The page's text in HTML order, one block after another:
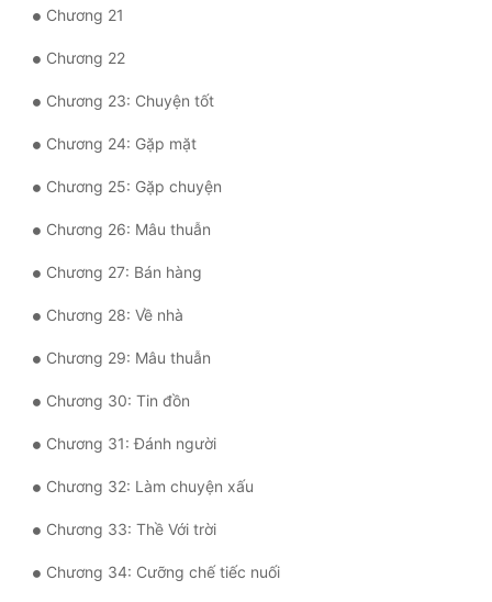
Chương 21
Chương 22
Chương 23: Chuyện tốt
Chương 24: Gặp mặt
Chương 25: Gặp chuyện
Chương 26: Mâu thuẫn
Chương 27: Bán hàng
Chương 28: Về nhà
Chương 29: Mâu thuẫn
Chương 30: Tin đồn
Chương 31: Đánh người
Chương 32: Làm chuyện xấu
Chương 33: Thề Với trời
Chương 34: Cưỡng chế tiếc nuối